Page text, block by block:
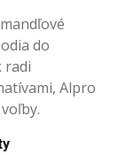
do
radi
Alpro